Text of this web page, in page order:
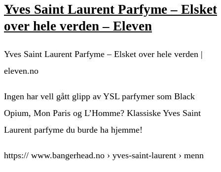
Yves Saint Laurent Parfyme – Elsket
over hele verden – Eleven
Yves Saint Laurent Parfyme – Elsket over hele verden |
eleven.no
Ingen har vell gått glipp av YSL parfymer som Black
Opium, Mon Paris og L’Homme? Klassiske Yves Saint
Laurent parfyme du burde ha hjemme!
https:// www.bangerhead.no › yves-saint-laurent › menn